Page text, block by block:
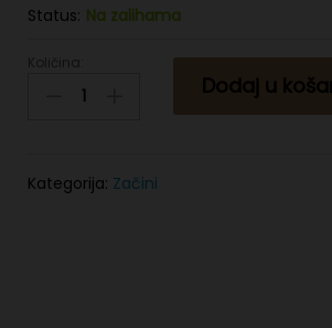
Status: Na zalihama
Dodaj u
Kategorija: Začini